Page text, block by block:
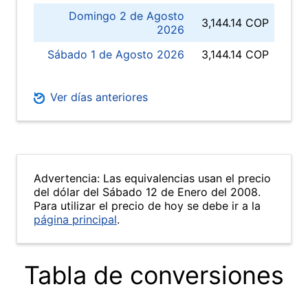
Domingo 2 de Agosto
2026
3,144.14 COP
Sábado 1 de Agosto 2026 3,144.14 COP
Ver días anteriores
Advertencia: Las equivalencias usan el precio
del dólar del Sábado 12 de Enero del 2008.
Para utilizar el precio de hoy se debe ir a la
página principal.
Tabla de conversiones